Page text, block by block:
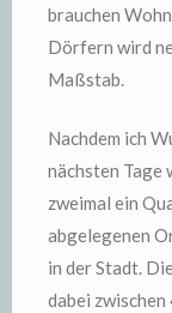
brauchen
Dörfern wird
Maßstab.
Nachdem ich
nächsten Tage
zweimal ein
abgelegenen
in der Stadt.
dabei